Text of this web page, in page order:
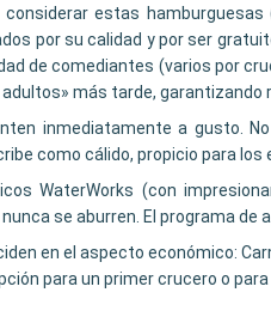
estas
por su calidad y por ser
de comediantes (varios por
más tarde, garantizando
inmediatamente a gusto.
como cálido, propicio para
WaterWorks (con
se aburren. El programa
en el aspecto económico:
para un primer crucero o